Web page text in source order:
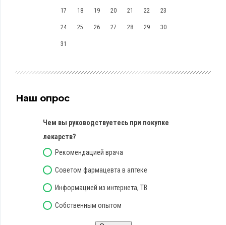
17 18 19 20 21 22 23
24 25 26 27 28 29 30
31
Наш опрос
Чем вы руководствуетесь при покупке
лекарств?
Рекомендацией врача
Советом фармацевта в аптеке
Информацией из интернета, ТВ
Собственным опытом